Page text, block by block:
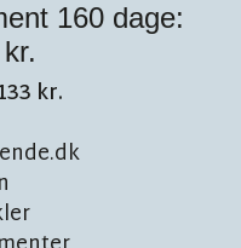
160 dage:
kr.
start: